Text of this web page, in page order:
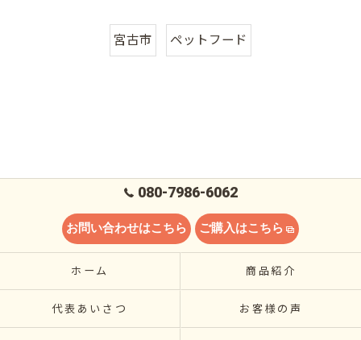
宮古市 ペットフード
080-7986-6062
お問い合わせはこちら ご購入はこちら
ホーム 商品紹介
代表あいさつ お客様の声